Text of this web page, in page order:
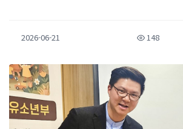
2026-06-21 148